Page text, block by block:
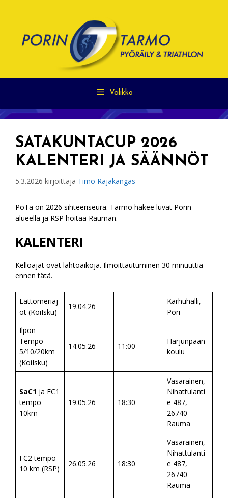
Valikko
SATAKUNTACUP 2026
KALENTERI JA SÄÄNNÖT
5.3.2026 kirjoittaja Timo Rajakangas
PoTa on 2026 sihteeriseura. Tarmo hakee luvat Porin
alueella ja RSP hoitaa Rauman.
KALENTERI
Kelloajat ovat lähtöaikoja. Ilmoittautuminen 30 minuuttia
ennen tätä.
Lattomeriaj
ot (KoiIsku)
19.04.26
Karhuhalli,
Pori
Ilpon
Tempo
5/10/20km
(KoiIsku)
14.05.26 11:00
Harjunpään
koulu
SaC1 ja FC1
tempo
10km
19.05.26 18:30
Vasarainen,
Nihattulanti
e 487,
26740
Rauma
FC2 tempo
10 km (RSP)
26.05.26 18:30
Vasarainen,
Nihattulanti
e 487,
26740
Rauma